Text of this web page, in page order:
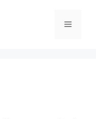
Menu